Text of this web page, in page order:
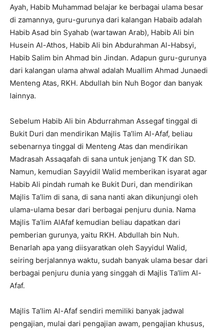
Ayah, Habib Muhammad belajar ke berbagai ulama besar
di zamannya, guru-gurunya dari kalangan Habaib adalah
Habib Asad bin Syahab (wartawan Arab), Habib Ali bin
Husein Al-Athos, Habib Ali bin Abdurahman Al-Habsyi,
Habib Salim bin Ahmad bin Jindan. Adapun guru-gurunya
dari kalangan ulama ahwal adalah Muallim Ahmad Junaedi
Menteng Atas, RKH. Abdullah bin Nuh Bogor dan banyak
lainnya.
Sebelum Habib Ali bin Abdurrahman Assegaf tinggal di
Bukit Duri dan mendirikan Majlis Ta’lim Al-Afaf, beliau
sebenarnya tinggal di Menteng Atas dan mendirikan
Madrasah Assaqafah di sana untuk jenjang TK dan SD.
Namun, kemudian Sayyidil Walid memberikan isyarat agar
Habib Ali pindah rumah ke Bukit Duri, dan mendirikan
Majlis Ta’lim di sana, di sana nanti akan dikunjungi oleh
ulama-ulama besar dari berbagai penjuru dunia. Nama
Majlis Ta’lim AlAfaf kemudian beliau dapatkan dari
pemberian gurunya, yaitu RKH. Abdullah bin Nuh.
Benarlah apa yang diisyaratkan oleh Sayyidul Walid,
seiring berjalannya waktu, sudah banyak ulama besar dari
berbagai penjuru dunia yang singgah di Majlis Ta’lim Al-
Afaf.
Majlis Ta’lim Al-Afaf sendiri memiliki banyak jadwal
pengajian, mulai dari pengajian awam, pengajian khusus,